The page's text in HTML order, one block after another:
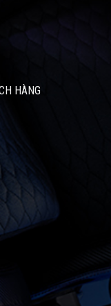
HÀNG